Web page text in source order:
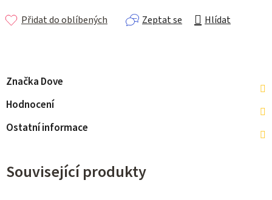
Zeptat se Hlídat
Přidat do oblíbených
Značka Dove
Hodnocení
Ostatní informace
Související produkty